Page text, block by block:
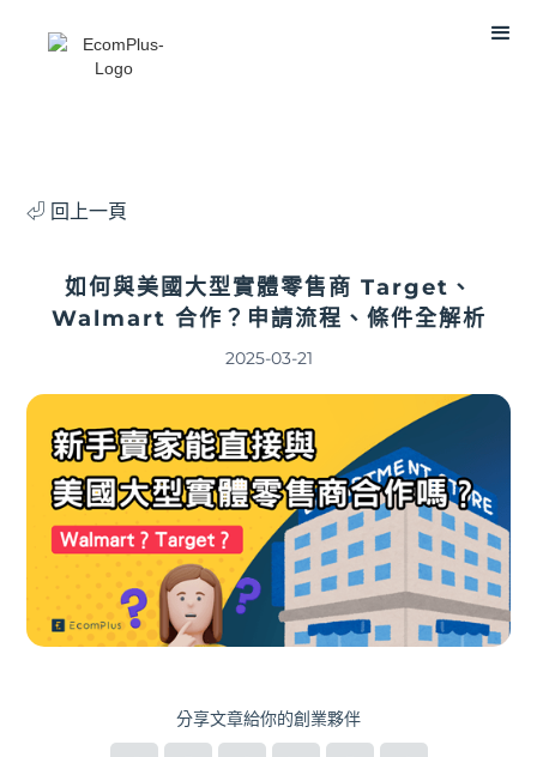
⏎ 回上一頁
如何與美國大型實體零售商 Target、
Walmart 合作？申請流程、條件全解析
2025-03-21
分享文章給你的創業夥伴